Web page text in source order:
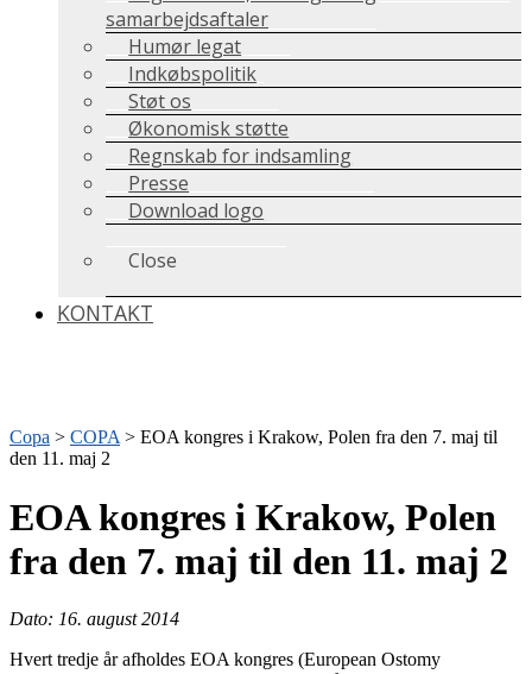
samarbejdsaftaler
Humør legat
Indkøbspolitik
Støt os
Økonomisk støtte
Regnskab for indsamling
Presse
Download logo
Close
KONTAKT
Copa > COPA> EOA kongres i Krakow, Polen fra den 7. maj til
den 11. maj 2
EOA kongres i Krakow, Polen
fra den 7. maj til den 11. maj 2
Dato: 16. august 2014
Hvert tredje år afholdes EOA kongres (European Ostomy